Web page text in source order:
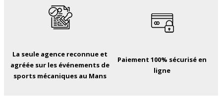
La seule agence reconnue et
agréée sur les événements de
sports mécaniques au Mans
Paiement 100% sécurisé en
ligne